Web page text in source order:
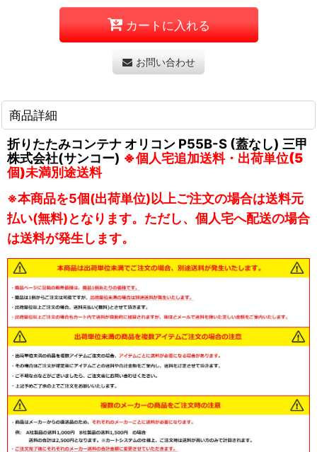
カートに入れる
お問い合わせ
商品詳細
折りたたみコンテナ オリコン P55B-S (蓋なし) 三甲
株式会社(サンコー) ※個人宅追加送料・出荷単位(5
個)未満別途送料
※本商品を5個(出荷単位)以上ご注文の場合は送料元
払い(無料)となります。ただし、個人宅へ配送の場合
は送料が発生します。